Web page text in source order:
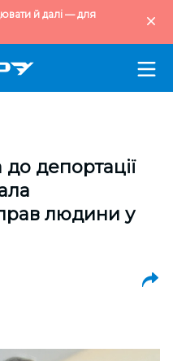
й далі — для
депортації
людини у